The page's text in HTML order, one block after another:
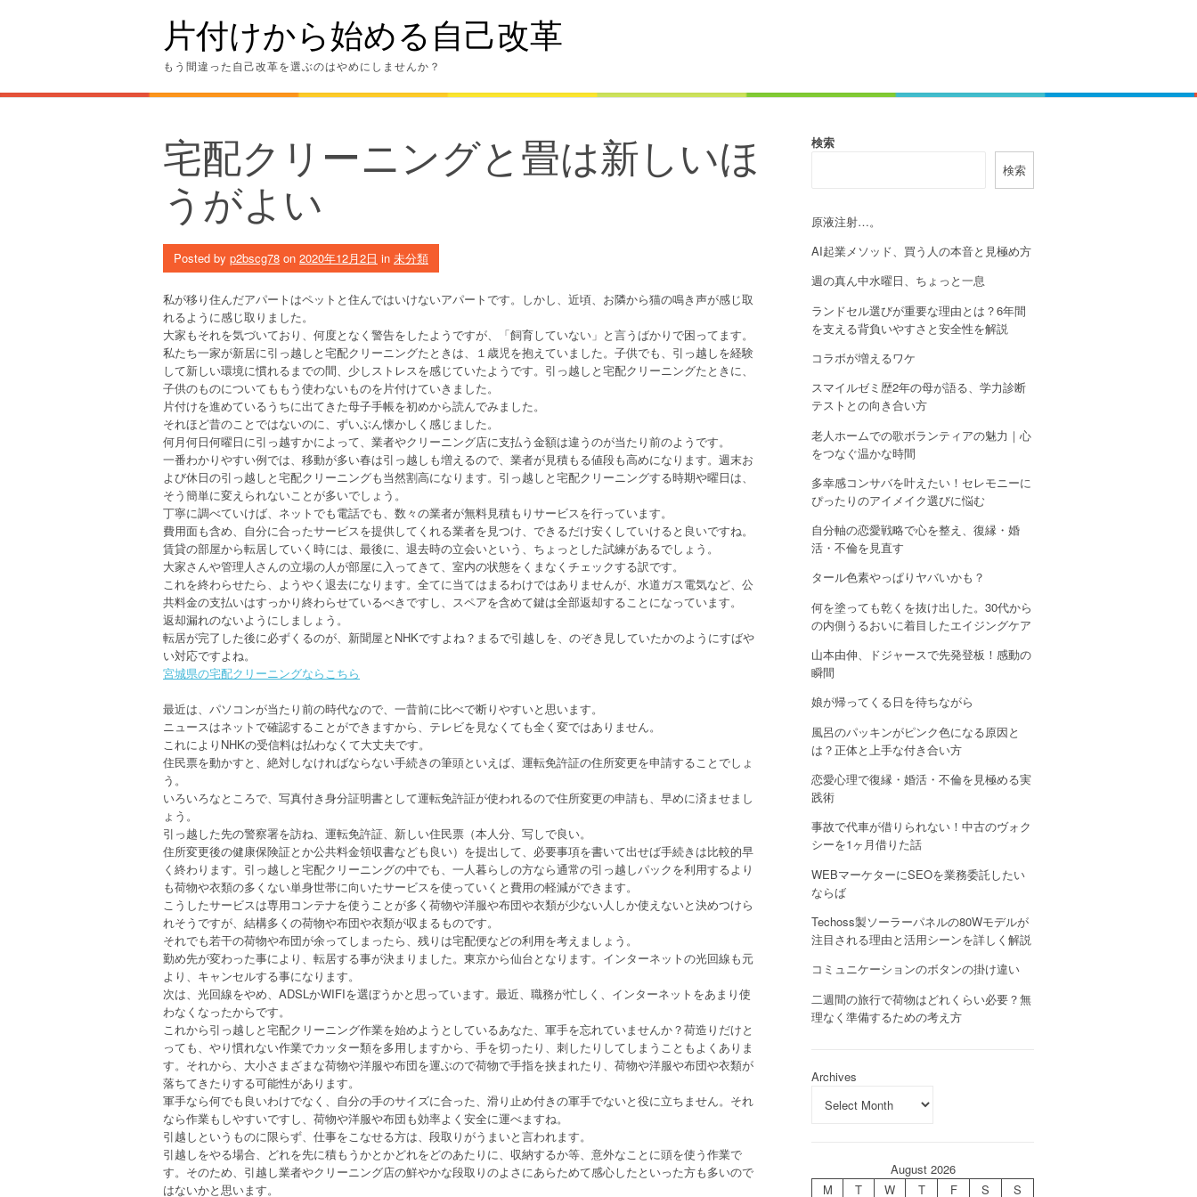
片付けから始める自己改革
もう間違った自己改革を選ぶのはやめにしませんか？
宅配クリーニングと畳は新しいほ
うがよい
Posted by p2bscg78 on 2020年12月2日 in 未分類
私が移り住んだアパートはペットと住んではいけないアパートです。しかし、近頃、お隣から猫の鳴き声が感じ取
れるように感じ取りました。
大家もそれを気づいており、何度となく警告をしたようですが、「飼育していない」と言うばかりで困ってます。
私たち一家が新居に引っ越しと宅配クリーニングたときは、１歳児を抱えていました。子供でも、引っ越しを経験
して新しい環境に慣れるまでの間、少しストレスを感じていたようです。引っ越しと宅配クリーニングたときに、
子供のものについてももう使わないものを片付けていきました。
片付けを進めているうちに出てきた母子手帳を初めから読んでみました。
それほど昔のことではないのに、ずいぶん懐かしく感じました。
何月何日何曜日に引っ越すかによって、業者やクリーニング店に支払う金額は違うのが当たり前のようです。
一番わかりやすい例では、移動が多い春は引っ越しも増えるので、業者が見積もる値段も高めになります。週末お
よび休日の引っ越しと宅配クリーニングも当然割高になります。引っ越しと宅配クリーニングする時期や曜日は、
そう簡単に変えられないことが多いでしょう。
丁寧に調べていけば、ネットでも電話でも、数々の業者が無料見積もりサービスを行っています。
費用面も含め、自分に合ったサービスを提供してくれる業者を見つけ、できるだけ安くしていけると良いですね。
賃貸の部屋から転居していく時には、最後に、退去時の立会いという、ちょっとした試練があるでしょう。
大家さんや管理人さんの立場の人が部屋に入ってきて、室内の状態をくまなくチェックする訳です。
これを終わらせたら、ようやく退去になります。全てに当てはまるわけではありませんが、水道ガス電気など、公
共料金の支払いはすっかり終わらせているべきですし、スペアを含めて鍵は全部返却することになっています。
返却漏れのないようにしましょう。
転居が完了した後に必ずくるのが、新聞屋とNHKですよね？まるで引越しを、のぞき見していたかのようにすばや
い対応ですよね。
宮城県の宅配クリーニングならこちら
最近は、パソコンが当たり前の時代なので、一昔前に比べで断りやすいと思います。
ニュースはネットで確認することができますから、テレビを見なくても全く変ではありません。
これによりNHKの受信料は払わなくて大丈夫です。
住民票を動かすと、絶対しなければならない手続きの筆頭といえば、運転免許証の住所変更を申請することでしょ
う。
いろいろなところで、写真付き身分証明書として運転免許証が使われるので住所変更の申請も、早めに済ませまし
ょう。
引っ越した先の警察署を訪ね、運転免許証、新しい住民票（本人分、写しで良い。
住所変更後の健康保険証とか公共料金領収書なども良い）を提出して、必要事項を書いて出せば手続きは比較的早
く終わります。引っ越しと宅配クリーニングの中でも、一人暮らしの方なら通常の引っ越しパックを利用するより
も荷物や衣類の多くない単身世帯に向いたサービスを使っていくと費用の軽減ができます。
こうしたサービスは専用コンテナを使うことが多く荷物や洋服や布団や衣類が少ない人しか使えないと決めつけら
れそうですが、結構多くの荷物や布団や衣類が収まるものです。
それでも若干の荷物や布団が余ってしまったら、残りは宅配便などの利用を考えましょう。
勤め先が変わった事により、転居する事が決まりました。東京から仙台となります。インターネットの光回線も元
より、キャンセルする事になります。
次は、光回線をやめ、ADSLかWIFIを選ぼうかと思っています。最近、職務が忙しく、インターネットをあまり使
わなくなったからです。
これから引っ越しと宅配クリーニング作業を始めようとしているあなた、軍手を忘れていませんか？荷造りだけと
っても、やり慣れない作業でカッター類を多用しますから、手を切ったり、刺したりしてしまうこともよくありま
す。それから、大小さまざまな荷物や洋服や布団を運ぶので荷物で手指を挟まれたり、荷物や洋服や布団や衣類が
落ちてきたりする可能性があります。
軍手なら何でも良いわけでなく、自分の手のサイズに合った、滑り止め付きの軍手でないと役に立ちません。それ
なら作業もしやすいですし、荷物や洋服や布団も効率よく安全に運べますね。
引越しというものに限らず、仕事をこなせる方は、段取りがうまいと言われます。
引越しをやる場合、どれを先に積もうかとかどれをどのあたりに、収納するか等、意外なことに頭を使う作業で
す。そのため、引越し業者やクリーニング店の鮮やかな段取りのよさにあらためて感心したといった方も多いので
はないかと思います。
検索
検索
原液注射…。
AI起業メソッド、買う人の本音と見極め方
週の真ん中水曜日、ちょっと一息
ランドセル選びが重要な理由とは？6年間
を支える背負いやすさと安全性を解説
コラボが増えるワケ
スマイルゼミ歴2年の母が語る、学力診断
テストとの向き合い方
老人ホームでの歌ボランティアの魅力｜心
をつなぐ温かな時間
多幸感コンサバを叶えたい！セレモニーに
ぴったりのアイメイク選びに悩む
自分軸の恋愛戦略で心を整え、復縁・婚
活・不倫を見直す
タール色素やっぱりヤバいかも？
何を塗っても乾くを抜け出した。30代から
の内側うるおいに着目したエイジングケア
山本由伸、ドジャースで先発登板！感動の
瞬間
娘が帰ってくる日を待ちながら
風呂のパッキンがピンク色になる原因と
は？正体と上手な付き合い方
恋愛心理で復縁・婚活・不倫を見極める実
践術
事故で代車が借りられない！中古のヴォク
シーを1ヶ月借りた話
WEBマーケターにSEOを業務委託したい
ならば
Techoss製ソーラーパネルの80Wモデルが
注目される理由と活用シーンを詳しく解説
コミュニケーションのボタンの掛け違い
二週間の旅行で荷物はどれくらい必要？無
理なく準備するための考え方
Archives
August 2026
M
T W T F S S